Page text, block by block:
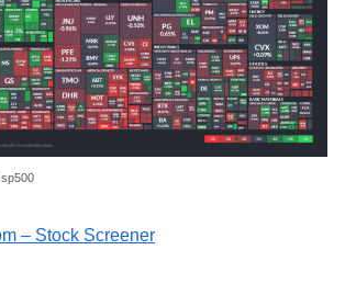
– Stock Screener